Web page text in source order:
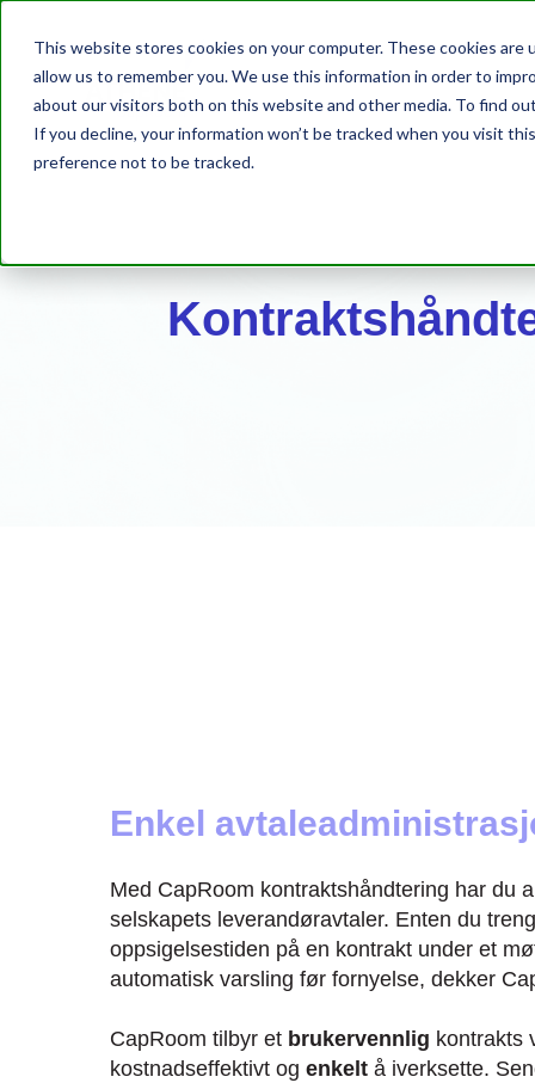
This website stores cookies on your computer. These cookies
allow us to remember you. We use this information in order to
about our visitors both on this website and other media. To find
If you decline, your information won’t be tracked when you visit
preference not to be tracked.
Enkel
Med CapRoom kontraktshåndtering har du
selskapets leverandøravtaler. Enten du
oppsigelsestiden på en kontrakt under et
automatisk varsling før fornyelse, dekker
CapRoom tilbyr et brukervennlig kontrakts
kostnadseffektivt og enkelt å iverksette.